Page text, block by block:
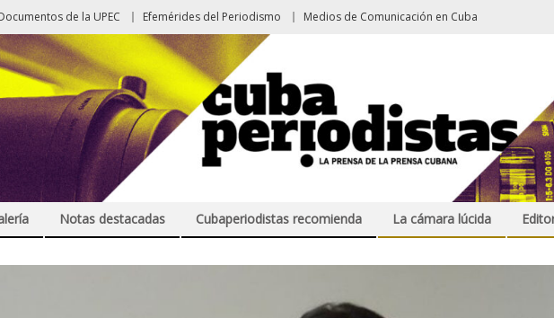
de la UPEC Efemérides del Periodismo Medios de Comunicación en Cuba
Notas destacadas Cubaperiodistas recomienda La cámara lúcida